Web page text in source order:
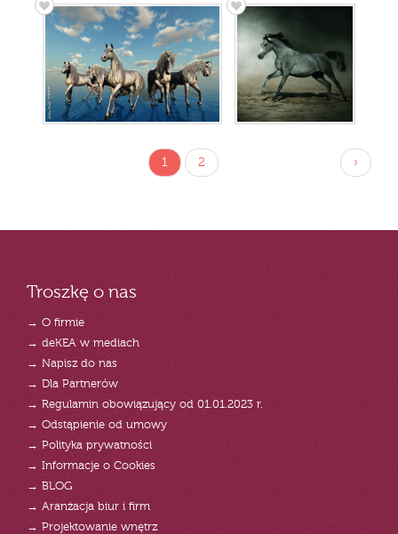
1 2 ›
Troszkę o nas
→ O firmie
→ deKEA w mediach
→ Napisz do nas
→ Dla Partnerów
→ Regulamin obowiązujący od 01.01.2023 r.
→ Odstąpienie od umowy
→ Polityka prywatności
→ Informacje o Cookies
→ BLOG
→ Aranżacja biur i firm
→ Projektowanie wnętrz